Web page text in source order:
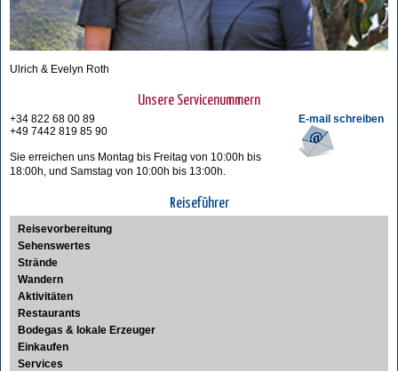
Ulrich & Evelyn Roth
Unsere Servicenummern
E-mail schreiben
+34 822 68 00 89
+49 7442 819 85 90
Sie erreichen uns Montag bis Freitag von 10:00h bis
18:00h, und Samstag von 10:00h bis 13:00h.
Reiseführer
Reisevorbereitung
Sehenswertes
Strände
Wandern
Aktivitäten
Restaurants
Bodegas & lokale Erzeuger
Einkaufen
Services